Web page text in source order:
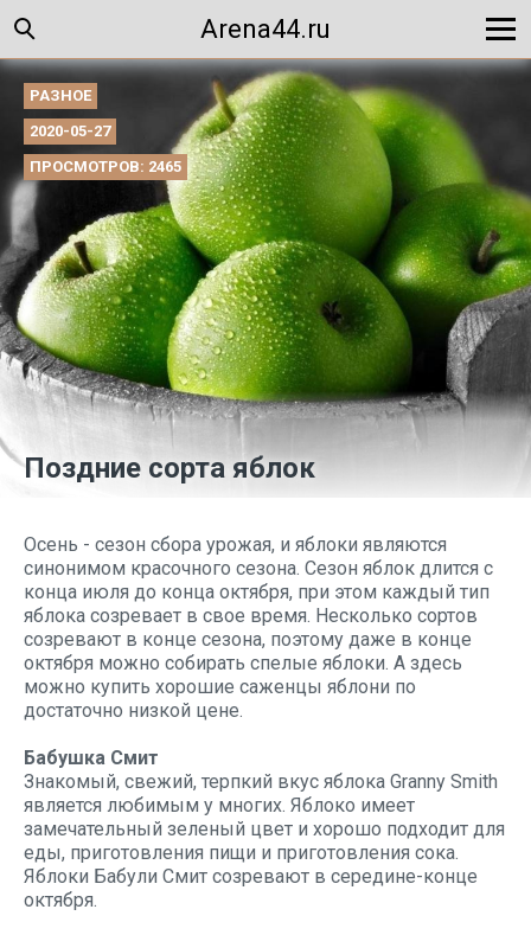
Arena44.ru
РАЗНОЕ
2020-05-27
ПРОСМОТРОВ: 2465
Поздние сорта яблок
Осень - сезон сбора урожая, и яблоки являются
синонимом красочного сезона. Сезон яблок длится с
конца июля до конца октября, при этом каждый тип
яблока созревает в свое время. Несколько сортов
созревают в конце сезона, поэтому даже в конце
октября можно собирать спелые яблоки. А здесь
можно купить хорошие саженцы яблони по
достаточно низкой цене.
Бабушка Смит
Знакомый, свежий, терпкий вкус яблока Granny Smith
является любимым у многих. Яблоко имеет
замечательный зеленый цвет и хорошо подходит для
еды, приготовления пищи и приготовления сока.
Яблоки Бабули Смит созревают в середине-конце
октября.